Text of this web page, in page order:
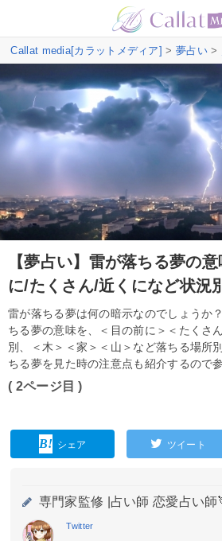
Callat media[カラットメディア] > 夢占い>
【夢占い】雷が落ちる夢の
に/たくさん/近くになど状況
雷が落ちる夢は何の暗示なのでしょうか
ちる夢の意味を、＜目の前に＞＜たくさ
別、＜木＞＜家＞＜山＞など落ちる場所
ちる夢を見た時の注意点も紹介するので
( 2ページ目 )
シェア ツイート
専門家監修 | 占い師 恋愛占い師
Twitter